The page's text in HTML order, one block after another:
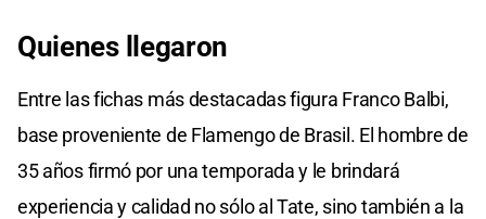
Quienes llegaron
Entre las fichas más destacadas figura Franco Balbi,
base proveniente de Flamengo de Brasil. El hombre de
35 años firmó por una temporada y le brindará
experiencia y calidad no sólo al Tate, sino también a la